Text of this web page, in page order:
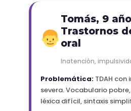
Tomás, 9
Trastornos
oral
Inatención,
Problemática:TDAH con
severa. Vocabulario
léxica difícil, sintaxis